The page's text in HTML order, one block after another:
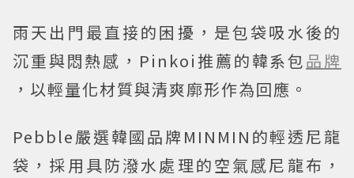
雨天出門最直接的困擾，是包袋吸水後的
沉重與悶熱感，Pinkoi推薦的韓系包品牌
，以輕量化材質與清爽廓形作為回應。
Pebble嚴選韓國品牌MINMIN的輕透尼龍
袋，採用具防潑水處理的空氣感尼龍布，